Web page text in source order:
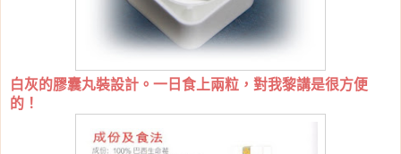
白灰的膠囊丸裝設計。一日食上兩粒，對我黎講是很方便
的！